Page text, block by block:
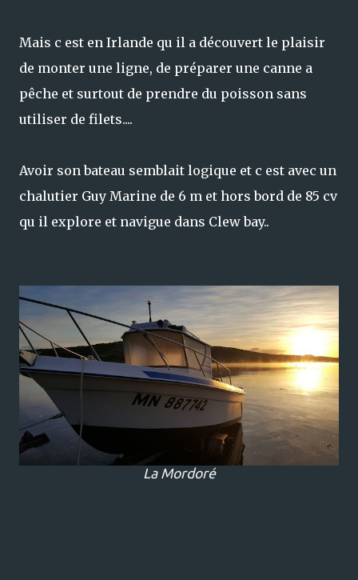
Mais c est en Irlande qu il a découvert le plaisir
de monter une ligne, de préparer une canne a
pêche et surtout de prendre du poisson sans
utiliser de filets....
Avoir son bateau semblait logique et c est avec un
chalutier Guy Marine de 6 m et hors bord de 85 cv
qu il explore et navigue dans Clew bay..
La Mordoré